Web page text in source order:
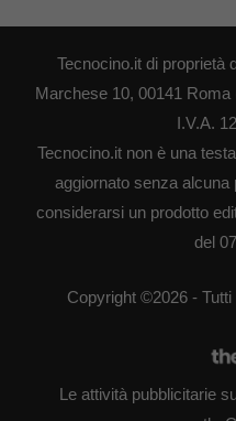
Tecnocino.it di proprietà
Marchese 10, 00141
I.V.A.
Tecnocino.it non è una
aggiornato senza alcuna
considerarsi un prodotto
del
Copyright ©2026 -
Le attività pubblicitarie